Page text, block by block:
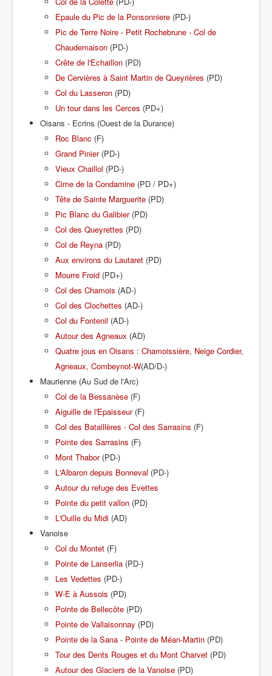
Epaule du Pic de la Ponsonniere (PD-)
Pic de Terre Noire - Petit Rochebrune - Col de
Chaudemaison (PD-)
Crête de l'Echaillon (PD)
De Cervières à Saint Martin de Queyrières (PD)
Col du Lasseron (PD)
Un tour dans les Cerces (PD+)
Oisans - Ecrins (Ouest de la Durance)
Roc Blanc (F)
Grand Pinier(PD-)
Vieux Chaillol (PD-)
Cime de la Condamine (PD / PD+)
Tête de Sainte Marguerite (PD)
Pic Blanc du Galibier(PD)
Col des Queyrettes (PD)
Col de Reyna (PD)
Aux environs du Lautaret (PD)
Mourre Froid (PD+)
Col des Chamois (AD-)
Col des Clochettes (AD-)
Col du Fontenil (AD-)
Autour des Agneaux (AD)
Quatre jous en Oisans : Chamoissière, Neige Cordier,
Agneaux, Combeynot-W(AD/D-)
Maurienne (Au Sud de l'Arc)
Col de la Bessanèse (F)
Aiguille de l'Epaisseur(F)
Col des Bataillères - Col des Sarrasins (F)
Pointe des Sarrasins (F)
Mont Thabor(PD-)
L'Albaron depuis Bonneval (PD-)
Autour du refuge des Evettes
Pointe du petit vallon (PD)
L'Ouille du Midi (AD)
Vanoise
Col du Montet (F)
Pointe de Lanserlia (PD-)
Les Vedettes (PD-)
W-E à Aussois (PD)
Pointe de Bellecôte (PD)
Pointe de Vallaisonnay (PD)
Pointe de la Sana - Pointe de Méan-Martin (PD)
Tour des Dents Rouges et du Mont Charvet (PD)
Autour des Glaciers de la Vanoise (PD)